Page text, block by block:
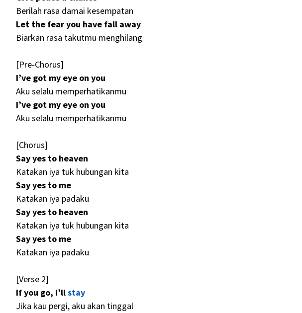
Berilah rasa damai kesempatan
Let the fear you have fall away
Biarkan rasa takutmu menghilang
[Pre-Chorus]
I’ve got my eye on you
Aku selalu memperhatikanmu
I’ve got my eye on you
Aku selalu memperhatikanmu
[Chorus]
Say yes to heaven
Katakan iya tuk hubungan kita
Say yes to me
Katakan iya padaku
Say yes to heaven
Katakan iya tuk hubungan kita
Say yes to me
Katakan iya padaku
[Verse 2]
If you go, I’llstay
Jika kau pergi, aku akan tinggal